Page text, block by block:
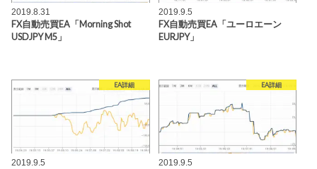
2019.8.31
FX自動売買EA「Morning Shot
USDJPY M5」
2019.9.5
FX自動売買EA「ユーロエーン
EURJPY」
EA詳細
2019.9.5
EA詳細
2019.9.5